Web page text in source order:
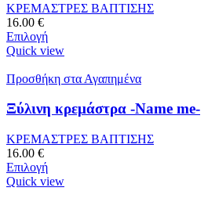
ΚΡΕΜΑΣΤΡΕΣ ΒΑΠΤΙΣΗΣ
16.00 €
Επιλογή
Quick view
Προσθήκη στα Αγαπημένα
Ξύλινη κρεμάστρα -Name me-
ΚΡΕΜΑΣΤΡΕΣ ΒΑΠΤΙΣΗΣ
16.00 €
Επιλογή
Quick view